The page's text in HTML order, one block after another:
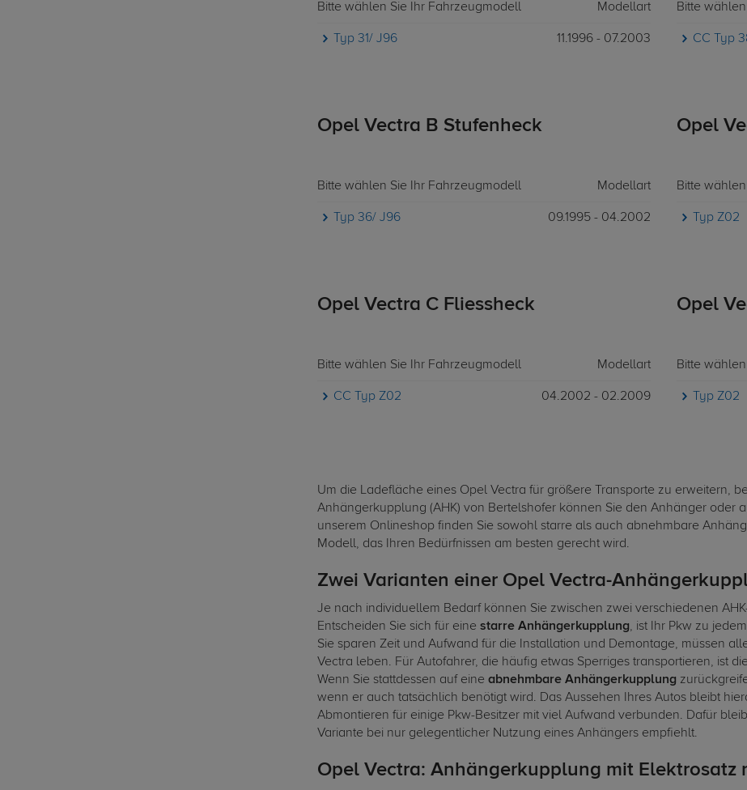
Bitte wählen Sie Ihr Fahrzeugmodell Modellart
Typ 31/ J96 11.1996 - 07.2003
Bitte
CC Typ
Opel Vectra B Stufenheck
Bitte wählen Sie Ihr Fahrzeugmodell Modellart
Typ 36/ J96 09.1995 - 04.2002
Opel
Bitte
Typ Z02
Opel Vectra C Fliessheck
Bitte wählen Sie Ihr Fahrzeugmodell Modellart
CC Typ Z02 04.2002 - 02.2009
Opel
Bitte
Typ Z02
Um die Ladefläche eines Opel Vectra für größere Transporte zu erweitern,
Anhängerkupplung (AHK) von Bertelshofer können Sie den Anhänger oder
unserem Onlineshop finden Sie sowohl starre als auch abnehmbare
Modell, das Ihren Bedürfnissen am besten gerecht wird.
Zwei Varianten einer Opel Vectra-
Je nach individuellem Bedarf können Sie zwischen zwei verschiedenen
Entscheiden Sie sich für eine starre Anhängerkupplung, ist Ihr Pkw zu
Sie sparen Zeit und Aufwand für die Installation und Demontage, müssen
Vectra leben. Für Autofahrer, die häufig etwas Sperriges transportieren, ist
Wenn Sie stattdessen auf eine abnehmbare Anhängerkupplung
wenn er auch tatsächlich benötigt wird. Das Aussehen Ihres Autos bleibt
Abmontieren für einige Pkw-Besitzer mit viel Aufwand verbunden. Dafür
Variante bei nur gelegentlicher Nutzung eines Anhängers empfiehlt.
Opel Vectra: Anhängerkupplung mit Elektrosatz